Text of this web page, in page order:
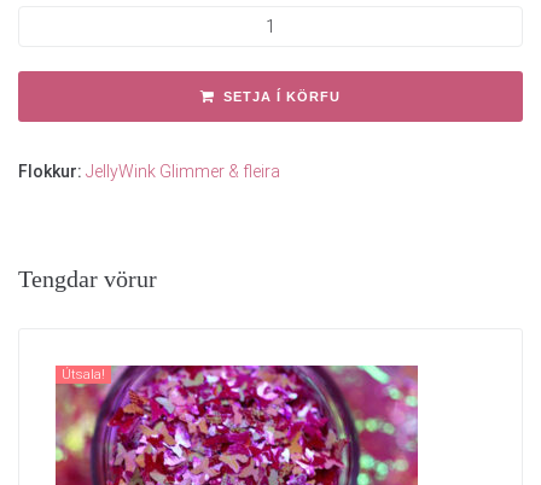
SETJA Í KÖRFU
Flokkur: JellyWink Glimmer & fleira
Tengdar vörur
Útsala!